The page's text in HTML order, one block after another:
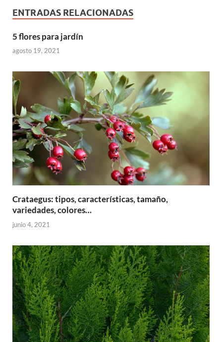
ENTRADAS RELACIONADAS
5 flores para jardín
agosto 19, 2021
Crataegus: tipos, características, tamaño,
variedades, colores…
junio 4, 2021